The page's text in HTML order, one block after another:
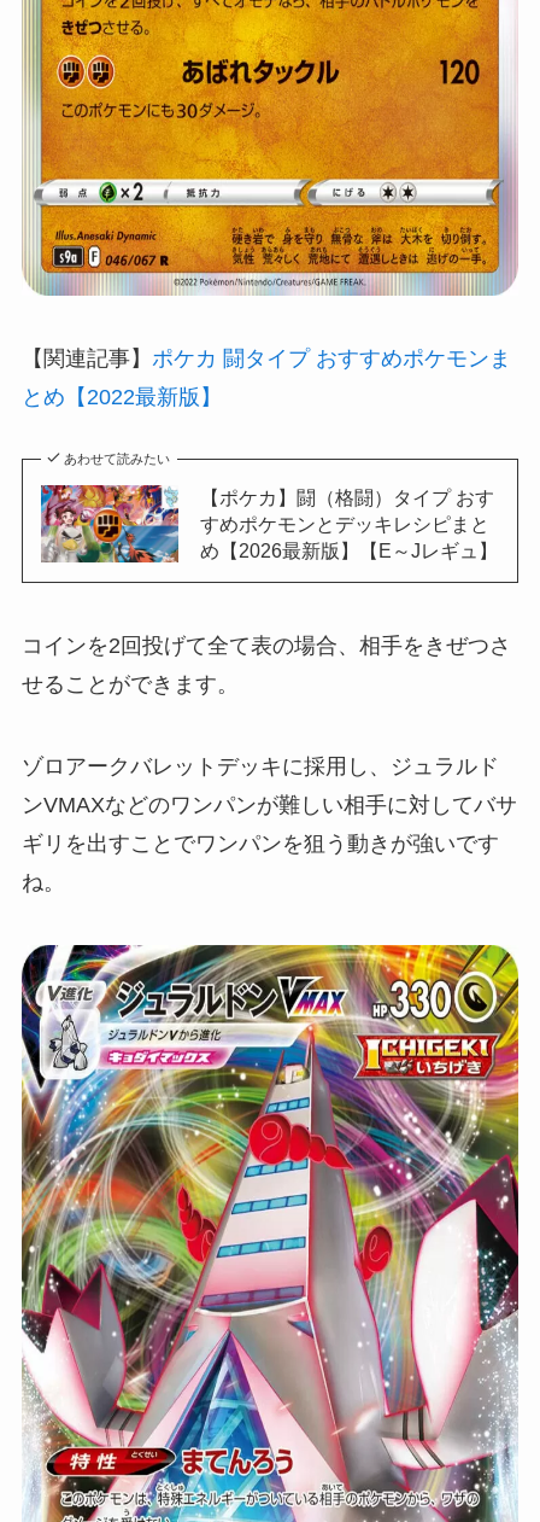
【関連記事】 ポケカ 闘タイプ おすすめポケモンま
とめ【2022最新版】
あわせて読みたい
【ポケカ】闘（格闘）タイプ おす
すめポケモンとデッキレシピまと
め【2026最新版】【E～Jレギュ】
コインを2回投げて全て表の場合、相手をきぜつさ
せることができます。
ゾロアークバレットデッキに採用し、ジュラルド
ンVMAXなどのワンパンが難しい相手に対してバサ
ギリを出すことでワンパンを狙う動きが強いです
ね。